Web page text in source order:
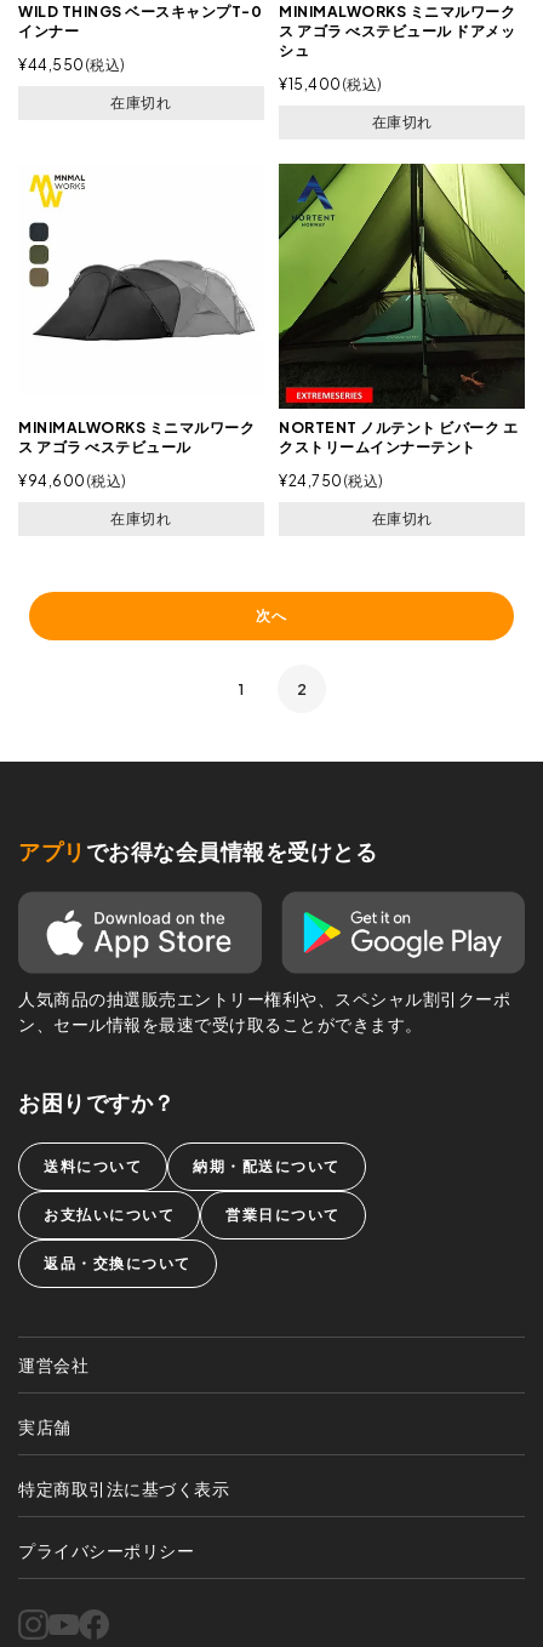
WILD THINGS ベースキャンプT-0
インナー
¥44,550 税込
在庫切れ
MINIMALWORKS ミニマルワーク
ス アゴラ べステビュール ドアメッ
シュ
¥15,400 税込
在庫切れ
MINIMALWORKS ミニマルワーク
ス アゴラ べステビュール
¥94,600 税込
在庫切れ
NORTENT ノルテント ビバーク エ
クストリームインナーテント
¥24,750 税込
在庫切れ
次へ
1 2
アプリ でお得な会員情報を受けとる
人気商品の抽選販売エントリー権利や、スペシャル割引クーポ
ン、セール情報を最速で受け取ることができます。
お困りですか？
送料について 納期・配送について
お支払いについて 営業日について
返品・交換について
運営会社
実店舗
特定商取引法に基づく表示
プライバシーポリシー